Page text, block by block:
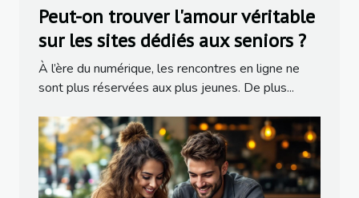
Peut-on trouver l'amour véritable
sur les sites dédiés aux seniors ?
À l’ère du numérique, les rencontres en ligne ne
sont plus réservées aux plus jeunes. De plus...